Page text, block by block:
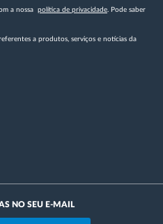
a nossa política de privacidade. Pode saber
a produtos, serviços e notícias da
NO SEU E-MAIL